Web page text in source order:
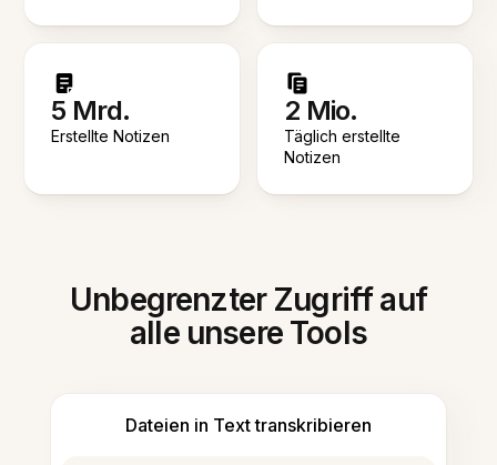
5 Mrd.
Erstellte Notizen
2 Mio.
Täglich erstellte
Notizen
Unbegrenzter Zugriff auf
alle unsere Tools
Dateien in Text transkribieren